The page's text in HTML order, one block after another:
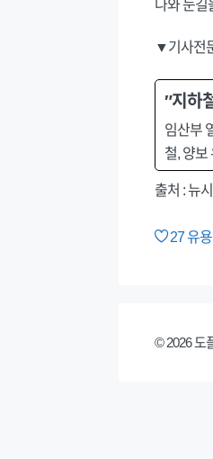
나와 눈길
▼기사전
″지하
임산부
철, 양보
출처 : 뉴
27유
© 2026 도